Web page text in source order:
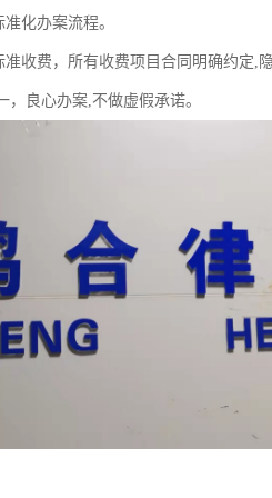
化办案流程。
收费，所有收费项目合同明确约定,
良心办案,不做虚假承诺。